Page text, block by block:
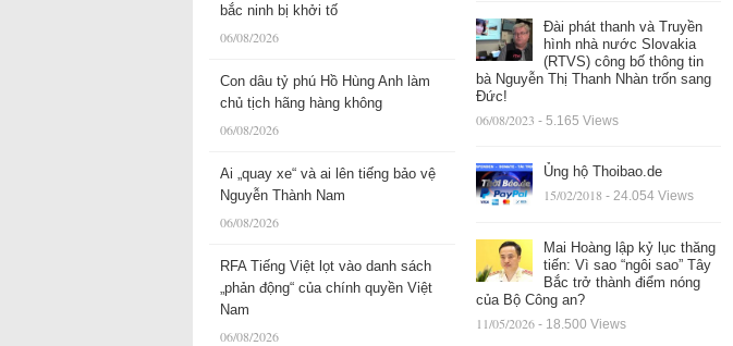
bắc ninh bị khởi tố
06/08/2026
Con dâu tỷ phú Hồ Hùng Anh làm
chủ tịch hãng hàng không
06/08/2026
Ai „quay xe“ và ai lên tiếng bảo vệ
Nguyễn Thành Nam
06/08/2026
RFA Tiếng Việt lọt vào danh sách
„phản động“ của chính quyền Việt
Nam
06/08/2026
Đài phát thanh và Truyền
hình nhà nước Slovakia
(RTVS) công bố thông tin
bà Nguyễn Thị Thanh Nhàn trốn sang
Đức!
06/08/2023 - 5.165 Views
Ủng hộ Thoibao.de
15/02/2018 - 24.054 Views
Mai Hoàng lập kỷ lục thăng
tiến: Vì sao “ngôi sao” Tây
Bắc trở thành điểm nóng
của Bộ Công an?
11/05/2026 - 18.500 Views